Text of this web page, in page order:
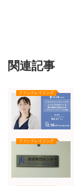
関連記事
ファンドレイジング
ファンドレイジング